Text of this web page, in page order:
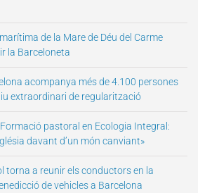
de la Mare de Déu del Carme
la Barceloneta
acompanya més de 4.100 persones
extraordinari de regularització
Formació pastoral en Ecologia Integral:
davant d’un món canviant»
torna a reunir els conductors en la
de vehicles a Barcelona